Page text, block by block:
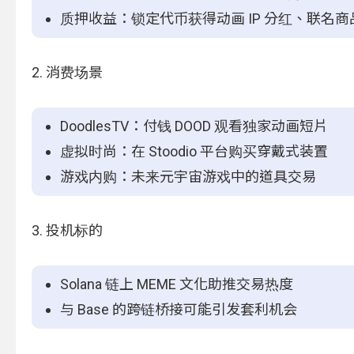
质押收益：锁定代币获得动画 IP 分红、联名
2. 消费场景
DoodlesTV：付钱 DOOD 观看独家动画短片
虚拟时尚：在 Stoodio 平台购买穿戴式装置
游戏内购：未来元宇宙游戏中的道具交易
3. 投机标的
Solana 链上 MEME 文化助推交易热度
与 Base 的跨链桥接可能引发套利机会